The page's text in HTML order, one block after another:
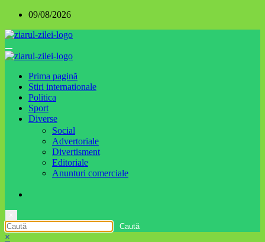
conținut
09/08/2026
Prima pagină
Stiri internationale
Politica
Sport
Diverse
Social
Advertoriale
Divertisment
Editoriale
Anunturi comerciale
×